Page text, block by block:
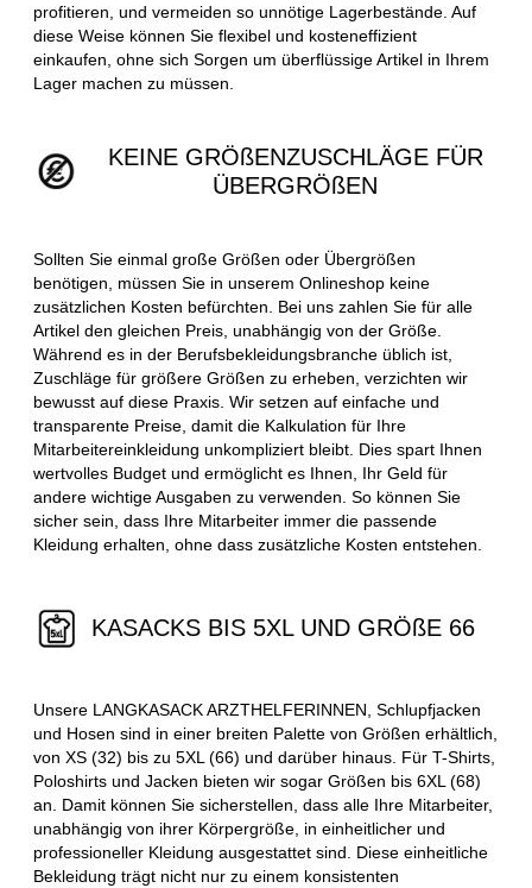
profitieren, und vermeiden so unnötige Lagerbestände. Auf
diese Weise können Sie flexibel und kosteneffizient
einkaufen, ohne sich Sorgen um überflüssige Artikel in Ihrem
Lager machen zu müssen.
KEINE GRÖßENZUSCHLÄGE FÜR
ÜBERGRÖßEN
Sollten Sie einmal große Größen oder Übergrößen
benötigen, müssen Sie in unserem Onlineshop keine
zusätzlichen Kosten befürchten. Bei uns zahlen Sie für alle
Artikel den gleichen Preis, unabhängig von der Größe.
Während es in der Berufsbekleidungsbranche üblich ist,
Zuschläge für größere Größen zu erheben, verzichten wir
bewusst auf diese Praxis. Wir setzen auf einfache und
transparente Preise, damit die Kalkulation für Ihre
Mitarbeitereinkleidung unkompliziert bleibt. Dies spart Ihnen
wertvolles Budget und ermöglicht es Ihnen, Ihr Geld für
andere wichtige Ausgaben zu verwenden. So können Sie
sicher sein, dass Ihre Mitarbeiter immer die passende
Kleidung erhalten, ohne dass zusätzliche Kosten entstehen.
KASACKS BIS 5XL UND GRÖßE 66
Unsere LANGKASACK ARZTHELFERINNEN, Schlupfjacken
und Hosen sind in einer breiten Palette von Größen erhältlich,
von XS (32) bis zu 5XL (66) und darüber hinaus. Für T-Shirts,
Poloshirts und Jacken bieten wir sogar Größen bis 6XL (68)
an. Damit können Sie sicherstellen, dass alle Ihre Mitarbeiter,
unabhängig von ihrer Körpergröße, in einheitlicher und
professioneller Kleidung ausgestattet sind. Diese einheitliche
Bekleidung trägt nicht nur zu einem konsistenten